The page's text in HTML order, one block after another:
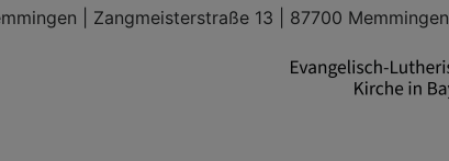
| Zangmeisterstraße 13 | 87700 Memmingen